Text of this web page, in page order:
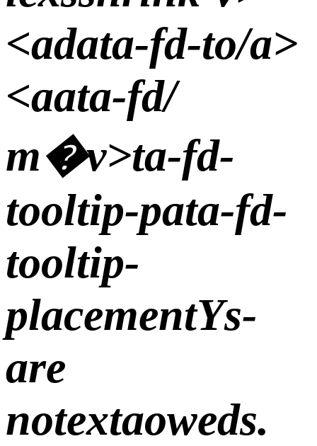
<аdata-fd-to/a>
<аata-fd/
т�v>ta-fd-
tooltip-pata-fd-
tooltip-
placementYs-
are
notextaoweds.